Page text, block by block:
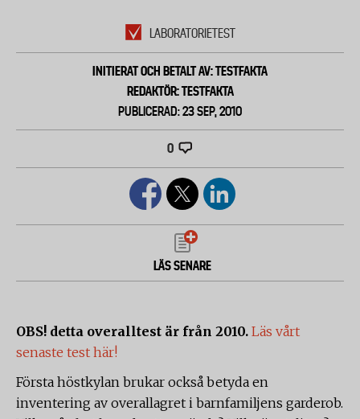
LABORATORIETEST
INITIERAT OCH BETALT AV: TESTFAKTA
REDAKTÖR: TESTFAKTA
PUBLICERAD: 23 SEP, 2010
0
LÄS SENARE
OBS! detta overalltest är från 2010. Läs vårt
senaste test här!
Första höstkylan brukar också betyda en
inventering av overallagret i barnfamiljens garderob.